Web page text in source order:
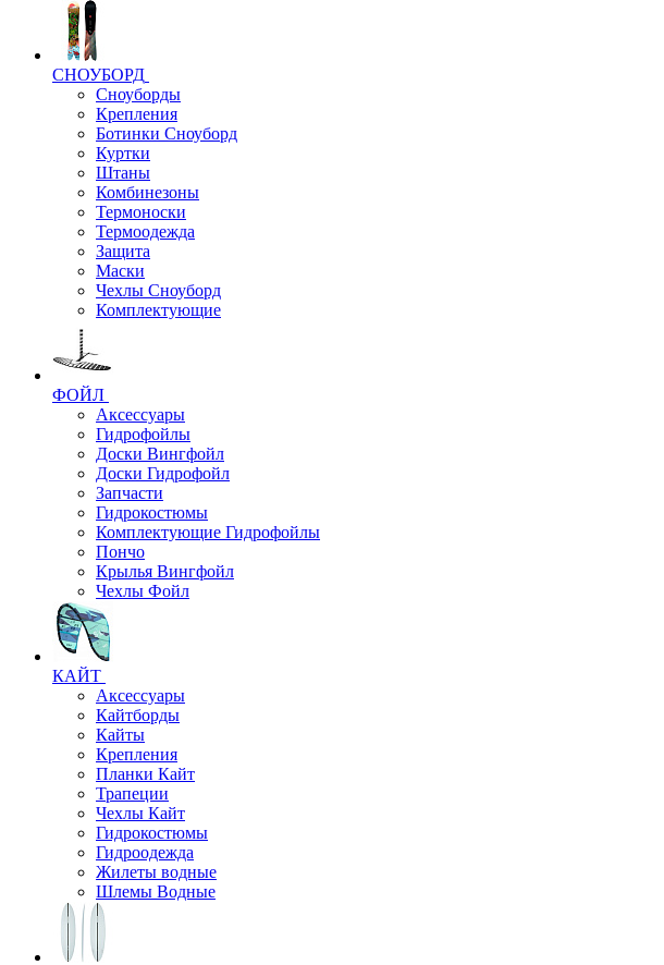
СНОУБОРД
Сноуборды
Крепления
Ботинки Сноуборд
Куртки
Штаны
Комбинезоны
Термоноски
Термоодежда
Защита
Маски
Чехлы Сноуборд
Комплектующие
ФОЙЛ
Аксессуары
Гидрофойлы
Доски Вингфойл
Доски Гидрофойл
Запчасти
Гидрокостюмы
Комплектующие Гидрофойлы
Пончо
Крылья Вингфойл
Чехлы Фойл
КАЙТ
Аксессуары
Кайтборды
Кайты
Крепления
Планки Кайт
Трапеции
Чехлы Кайт
Гидрокостюмы
Гидроодежда
Жилеты водные
Шлемы Водные